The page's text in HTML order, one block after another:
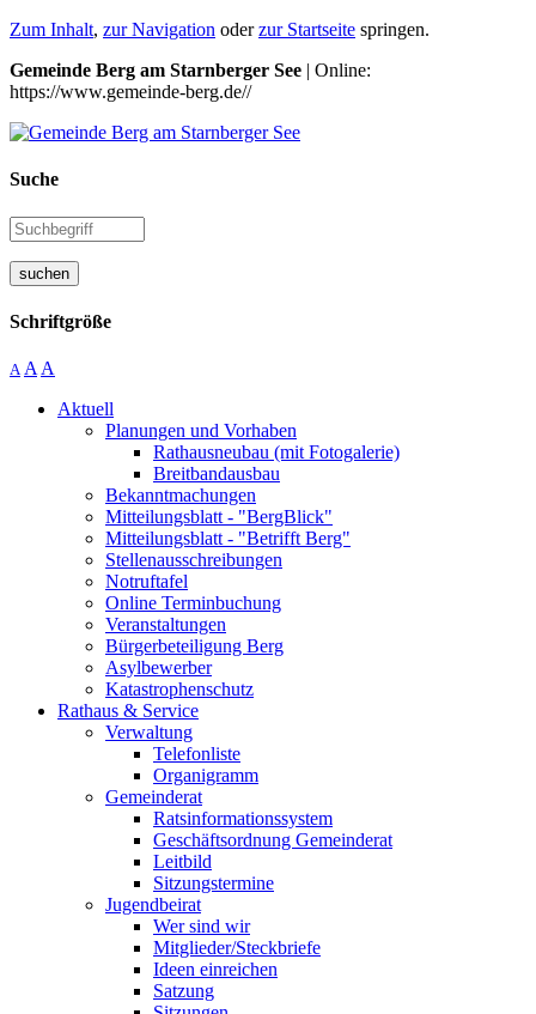
Zum Inhalt, zur Navigation oderzur Startseite springen.
Gemeinde Berg am Starnberger See | Online:
https://www.gemeinde-berg.de//
Suche
suchen
Schriftgröße
A A A
Aktuell
Planungen und Vorhaben
Rathausneubau (mit Fotogalerie)
Breitbandausbau
Bekanntmachungen
Mitteilungsblatt - "BergBlick"
Mitteilungsblatt - "Betrifft Berg"
Stellenausschreibungen
Notruftafel
Online Terminbuchung
Veranstaltungen
Bürgerbeteiligung Berg
Asylbewerber
Katastrophenschutz
Rathaus & Service
Verwaltung
Telefonliste
Organigramm
Gemeinderat
Ratsinformationssystem
Geschäftsordnung Gemeinderat
Leitbild
Sitzungstermine
Jugendbeirat
Wer sind wir
Mitglieder/Steckbriefe
Ideen einreichen
Satzung